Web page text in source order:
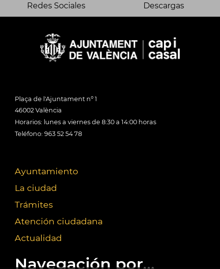
Redes Sociales Descargas
Plaça de l'Ajuntament nº 1
46002 València
Horarios: lunes a viernes de 8:30 a 14:00 horas
Teléfono: 963 52 54 78
Ayuntamiento
La ciudad
Trámites
Atención ciudadana
Actualidad
Navegación por...